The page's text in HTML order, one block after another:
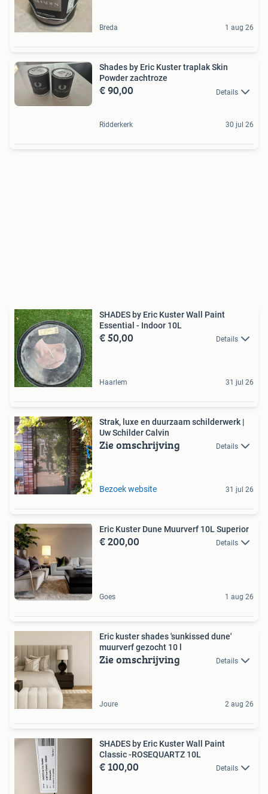
Breda 1 aug 26
Shades by Eric Kuster traplak Skin
Powder zachtroze
€ 90,00 Details
Ridderkerk 30 jul 26
SHADES by Eric Kuster Wall Paint
Essential - Indoor 10L
€ 50,00 Details
Haarlem 31 jul 26
Strak, luxe en duurzaam schilderwerk |
Uw Schilder Calvin
Zie omschrijving Details
Bezoek website 31 jul 26
Eric Kuster Dune Muurverf 10L Superior
€ 200,00 Details
Goes 1 aug 26
Eric kuster shades 'sunkissed dune'
muurverf gezocht 10 l
Zie omschrijving Details
Joure 2 aug 26
SHADES by Eric Kuster Wall Paint
Classic -ROSEQUARTZ 10L
€ 100,00 Details